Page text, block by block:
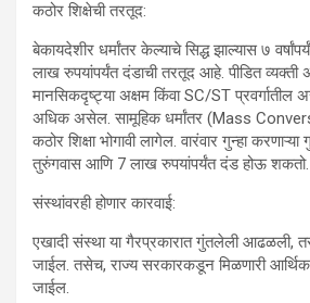
कठोर शिक्षेची तरतूद:
बेकायदेशीर धर्मांतर केल्याचे सिद्ध झाल्यास ७
लाख रुपयांपर्यंत दंडाची तरतूद आहे. पीडित व्यक्ती
मानसिकदृष्ट्या अक्षम किंवा SC/ST प्रवर्गातील
अधिक असेल. सामूहिक धर्मांतर (Mass
कठोर शिक्षा भोगावी लागेल. वारंवार गुन्हा करणाऱ्या
तुरुंगवास आणि 7 लाख रुपयांपर्यंत दंड होऊ शकतो.
संस्थांवरही होणार कारवाई:
एखादी संस्था या गैरप्रकारात गुंतलेली आढळली, तर
जाईल. तसेच, राज्य सरकारकडून मिळणारी
जाईल.